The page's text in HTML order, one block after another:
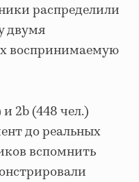
распределили
двумя
воспринимаемую
2b (448 чел.)
до реальных
вспомнить